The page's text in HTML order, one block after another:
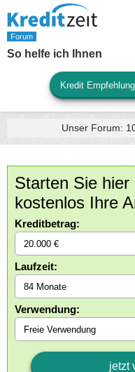
So helfe ich Ihnen
Kredit
Unser Forum:
Starten Sie hier
kostenlos Ihre
Kreditbetrag:
Laufzeit:
Verwendung:
jetzt